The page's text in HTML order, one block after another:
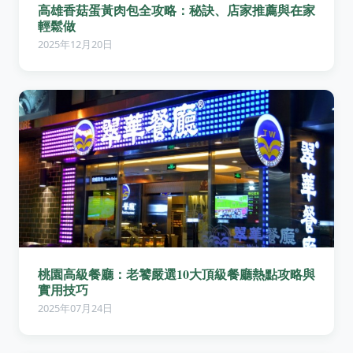
高雄香菇蛋黃肉包全攻略：秘訣、店家推薦與在家
輕鬆做
2025年12月20日
桃園高級餐廳：老饕嚴選10大頂級餐廳熱點攻略與
實用技巧
2025年07月24日